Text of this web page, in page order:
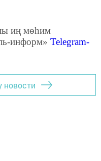
иң мөһим
информ» Telegram-
новости